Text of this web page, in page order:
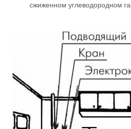
сжиженном углеводородном